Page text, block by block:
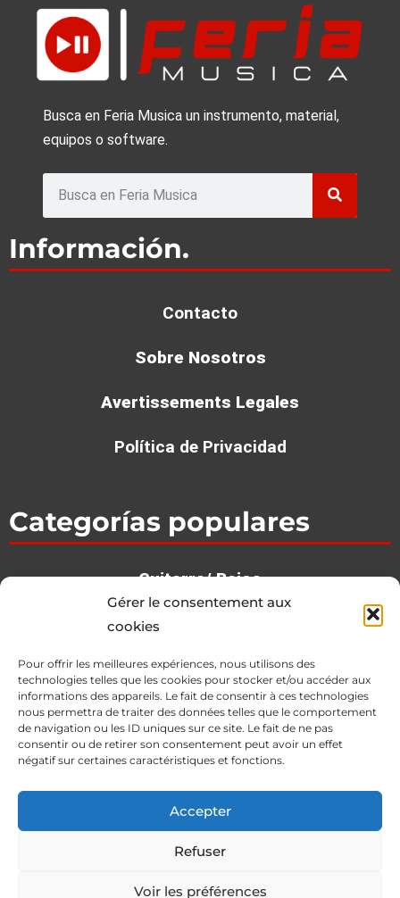
Gérer le consentement aux
cookies
Pour offrir les meilleures expériences, nous utilisons des
technologies telles que les cookies pour stocker et/ou accéder aux
informations des appareils. Le fait de consentir à ces technologies
nous permettra de traiter des données telles que le comportement
de navigation ou les ID uniques sur ce site. Le fait de ne pas
consentir ou de retirer son consentement peut avoir un effet
négatif sur certaines caractéristiques et fonctions.
Accepter
Refuser
Voir les préférences
Busca en Feria Musica un instrumento, material,
equipos o software.
Información.
Contacto
Sobre Nosotros
Avertissements Legales
Política de Privacidad
Categorías populares
Guitarra/ Bajos
Ba­te­rias / Per­cu­sion
Estudio
DJ
Tradicionales
Viento
Micrófonos
Sonorización